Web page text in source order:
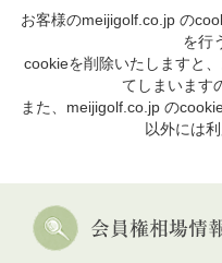
お客様のmeijigolf.co.jp の
を行
cookieを削除いたしますと
てしまいます
また、meijigolf.co.jp の
以外には